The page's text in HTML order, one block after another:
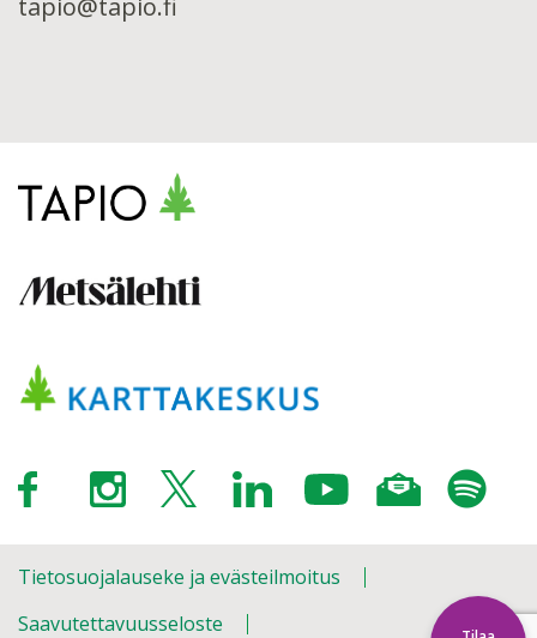
Tietosuojalauseke ja evästeilmoitus
Saavutettavuusseloste